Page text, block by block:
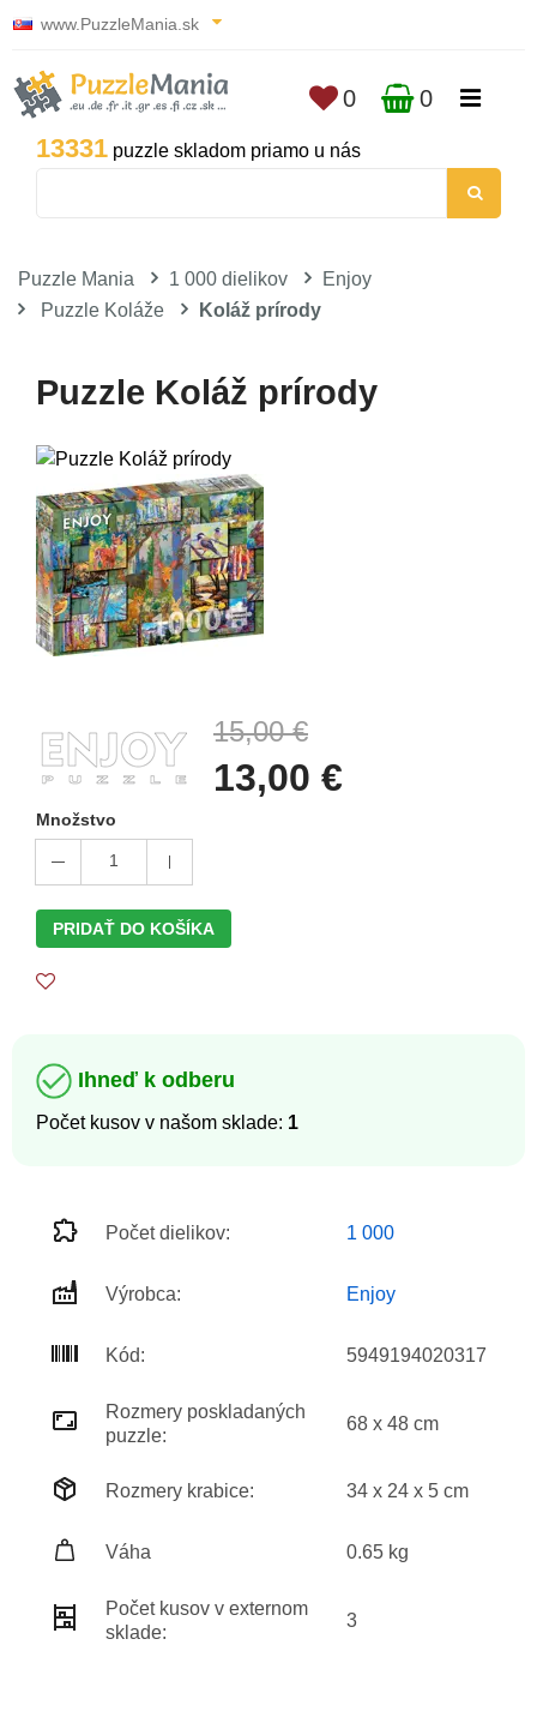
www.PuzzleMania.sk
13331 puzzle skladom priamo u nás
0 0
Puzzle Mania 1 000 dielikov
Enjoy
Puzzle Koláže
Koláž prírody
Puzzle Koláž prírody
15,00 €
13,00 €
Množstvo
1
PRIDAŤ DO KOŠÍKA
Ihneď k odberu
Počet kusov v našom sklade: 1
Počet dielikov: 1 000
Výrobca: Enjoy
Kód: 5949194020317
Rozmery poskladaných
puzzle:
68 x 48 cm
Rozmery krabice: 34 x 24 x 5 cm
Váha 0.65 kg
Počet kusov v externom
sklade:
3